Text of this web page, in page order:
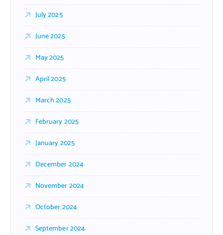
July 2025
June 2025
May 2025
April 2025
March 2025
February 2025
January 2025
December 2024
November 2024
October 2024
September 2024